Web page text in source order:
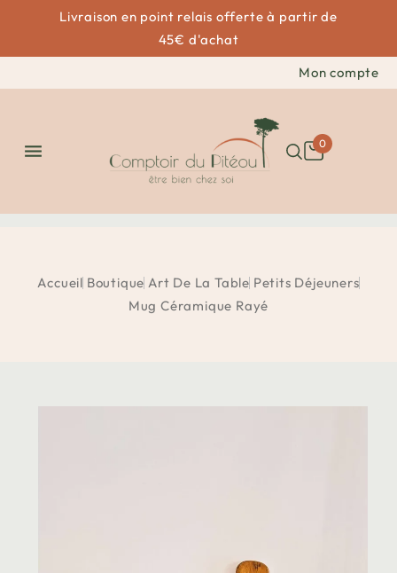
Livraison en point relais offerte à partir de
45€ d'achat
Mon compte
 0
Accueil Boutique Art De La Table Petits Déjeuners
Mug Céramique Rayé